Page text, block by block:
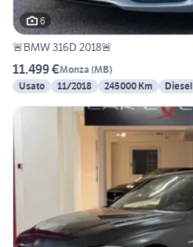
6
🚨BMW 316D 2018🚨
11.499 €Monza (MB)
Usato
11/2018 245000 Km Diesel